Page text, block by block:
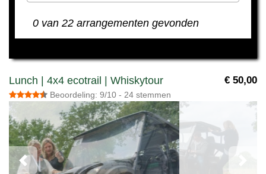
0 van 22 arrangementen gevonden
Lunch | 4x4 ecotrail | Whiskytour € 50,00
Beoordeling: 9/10 - 24 stemmen
Previous